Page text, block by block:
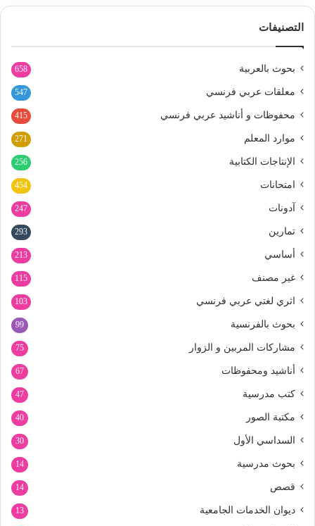
التصنيفات
بحوث بالعربية 658
معلقات عربي فرنسي 547
محفوظات و أناشيد عربي فرنسي 415
موارد المعلم 271
الإنتاجات الكتابية 256
امتحانات 454
آدونات 247
تمارين 293
أساسي 213
غير مصنف 115
اثري لغتي عربي فرنسي 103
بحوث بالفرنسية 99
مشاركات المربين و الزوار 75
أناشيد ومحفوظات 67
كتب مدرسية 47
مكتبة الصور 40
السداسي الأول 30
بحوث مدرسية 14
قصص 14
ديوان الخدمات الجامعية 13